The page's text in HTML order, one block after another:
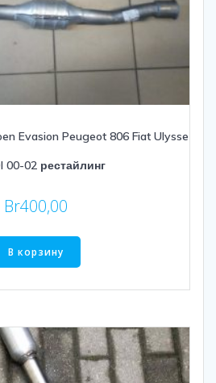
Evasion Peugeot 806 Fiat Ulysse
00-02 рестайлинг
Br400,00
В корзину